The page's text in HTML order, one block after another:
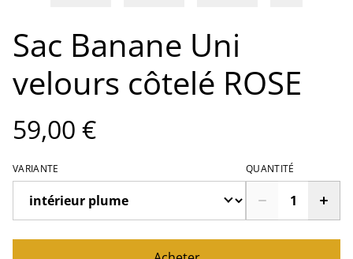
Sac Banane Uni
velours côtelé ROSE
59,00 €
VARIANTE QUANTITÉ